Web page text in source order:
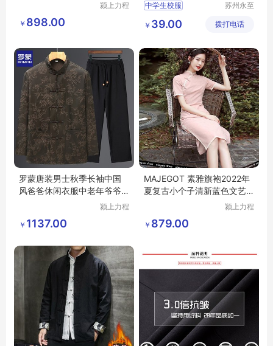
颍上力程
￥ 898.00
中学生校服
初中生校服
苏州永至
限公司
￥ 39.00 拨打电话
罗蒙唐装男士秋季长袖中国
风爸爸休闲衣服中老年爷爷
颍上力程
￥ 1137.00
MAJEGOT 素雅旗袍2022年
夏复古小个子清新蓝色文艺
颍上力程
￥ 879.00